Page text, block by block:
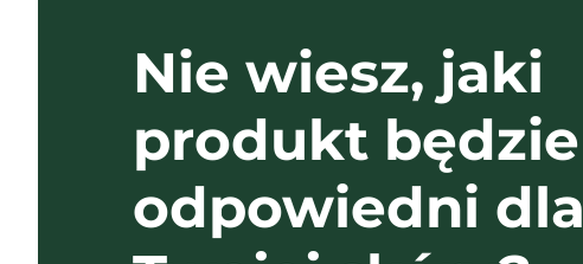
Nie wiesz, jaki
produkt będzie
odpowiedni dla